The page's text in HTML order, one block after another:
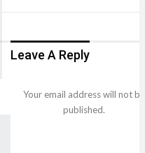
Leave A Reply
Your email address will not be
published.